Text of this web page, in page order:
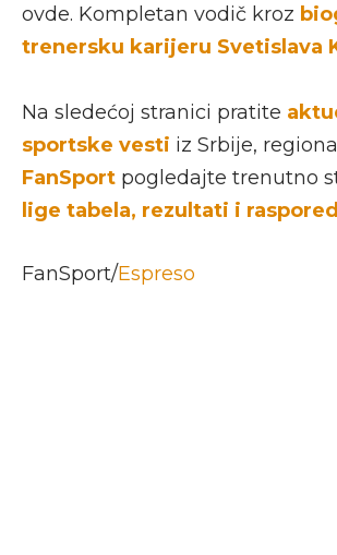
ovde. Kompletan vodič kroz
trenersku karijeru Svetislava
Na sledećoj stranici pratite
sportske vesti iz Srbije,
FanSport pogledajte trenutno
lige tabela, rezultati i raspored
FanSport/Espreso